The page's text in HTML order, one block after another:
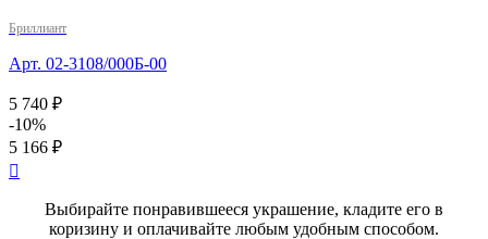
Бриллиант
Арт. 02-3108/000Б-00
5 740 ₽
-10%
5 166 ₽

Выбирайте понравившееся украшение, кладите его в
коризину и оплачивайте любым удобным способом.